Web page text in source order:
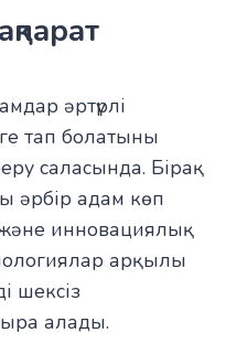
әртүрлі
тап болатыны
саласында. Бірақ
әрбір адам көп
инновациялық
арқылы
шексіз
алады.